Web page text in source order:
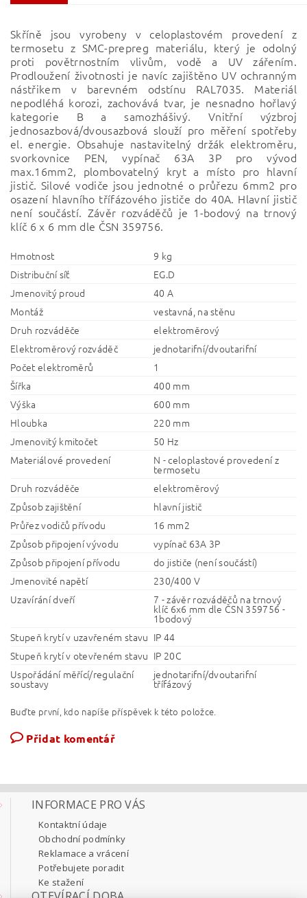
Skříně jsou vyrobeny v celoplastovém provedení z
termosetu z SMC-prepreg materiálu, který je odolný
proti povětrnostním vlivům, vodě a UV zářením.
Prodloužení životnosti je navíc zajištěno UV ochranným
nástřikem v barevném odstínu RAL7035. Materiál
nepodléhá korozi, zachovává tvar, je nesnadno hořlavý
kategorie B a samozhášivý. Vnitřní výzbroj
jednosazbová/dvousazbová slouží pro měření spotřeby
el. energie. Obsahuje nastavitelný držák elektroměru,
svorkovnice PEN, vypínač 63A 3P pro vývod
max.16mm2, plombovatelný kryt a místo pro hlavní
jistič. Silové vodiče jsou jednotné o průřezu 6mm2 pro
osazení hlavního třífázového jističe do 40A. Hlavní jistič
není součástí. Závěr rozváděčů je 1-bodový na trnový
klíč 6 x 6 mm dle ČSN 359756.
Hmotnost
9 kg
Distribuční síť
EG.D
Jmenovitý proud
40 A
Montáž
vestavná, na stěnu
Druh rozváděče
elektroměrový
Elektroměrový rozváděč
jednotarifní/dvoutarifní
Počet elektroměrů
1
Šířka
400 mm
Výška
600 mm
Hloubka
220 mm
Jmenovitý kmitočet
50 Hz
Materiálové provedení
N - celoplastové provedení z
termosetu
Druh rozváděče
elektroměrový
Způsob zajištění
hlavní jistič
Průřez vodičů přívodu
16 mm2
Způsob připojení vývodu
vypínač 63A 3P
Způsob připojení přívodu
do jističe (není součástí)
Jmenovité napětí
230/400 V
Uzavírání dveří
7 - závěr rozváděčů na trnový
klíč 6x6 mm dle ČSN 359756 -
1bodový
Stupeň krytí v uzavřeném stavu IP 44
Stupeň krytí v otevřeném stavu IP 20C
Uspořádání měřící/regulační
soustavy
jednotarifní/dvoutarifní
třífázový
Buďte první, kdo napíše příspěvek k této položce.
Přidat komentář
INFORMACE PRO VÁS
Kontaktní údaje
Obchodní podmínky
Reklamace a vrácení
Potřebujete poradit
Ke stažení